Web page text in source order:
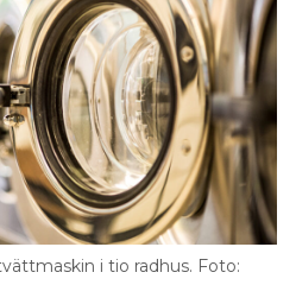
i tio radhus. Foto: